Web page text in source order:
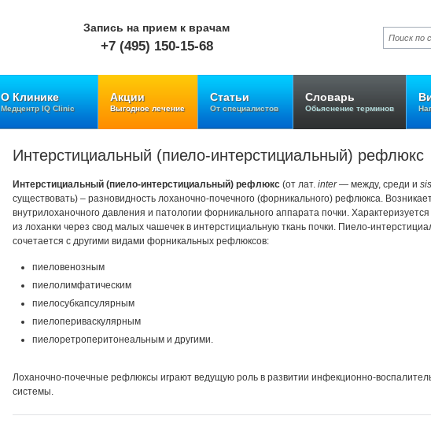
Запись на прием к врачам
+7 (495) 150-15-68
О Клинике
Медцентр IQ Clinic
Акции
Выгодное лечение
Статьи
От специалистов
Словарь
Обьяснение терминов
Интерстициальный (пиело-интерстициальный) рефлюкс
Интерстициальный (пиело-интерстициальный) рефлюкс (от лат. inter— между, среди и
существовать) – разновидность лоханочно-почечного (форникального) рефлюкса.
внутрилоханочного давления и патологии форникального аппарата почки.
из лоханки через свод малых чашечек в интерстициальную ткань почки. Пиело-
сочетается с другими видами форникальных рефлюксов:
пиеловенозным
пиелолимфатическим
пиелосубкапсулярным
пиелопериваскулярным
пиелоретроперитонеальным и другими.
Лоханочно-почечные рефлюксы играют ведущую роль в развитии инфекционно-
системы.